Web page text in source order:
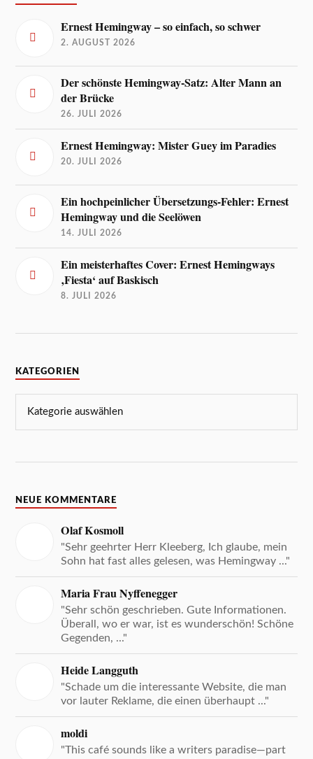
Ernest Hemingway – so einfach, so schwer
2. AUGUST 2026
Der schönste Hemingway-Satz: Alter Mann an
der Brücke
26. JULI 2026
Ernest Hemingway: Mister Guey im Paradies
20. JULI 2026
Ein hochpeinlicher Übersetzungs-Fehler: Ernest
Hemingway und die Seelöwen
14. JULI 2026
Ein meisterhaftes Cover: Ernest Hemingways
‚Fiesta‘ auf Baskisch
8. JULI 2026
KATEGORIEN
NEUE KOMMENTARE
Olaf Kosmoll
"Sehr geehrter Herr Kleeberg, Ich glaube, mein
Sohn hat fast alles gelesen, was Hemingway ..."
Maria Frau Nyffenegger
"Sehr schön geschrieben. Gute Informationen.
Überall, wo er war, ist es wunderschön! Schöne
Gegenden, ..."
Heide Langguth
"Schade um die interessante Website, die man
vor lauter Reklame, die einen überhaupt ..."
moldi
"This café sounds like a writers paradise—part